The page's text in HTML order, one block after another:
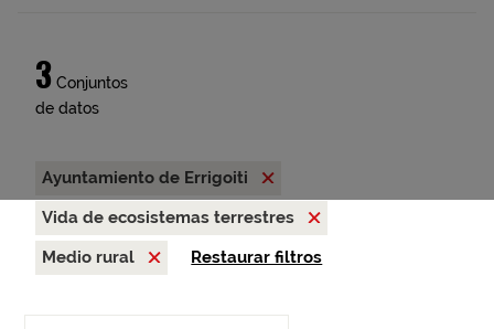
3 Conjuntos
de datos
Ayuntamiento de Errigoiti
Vida de ecosistemas terrestres
Medio rural
Restaurar filtros